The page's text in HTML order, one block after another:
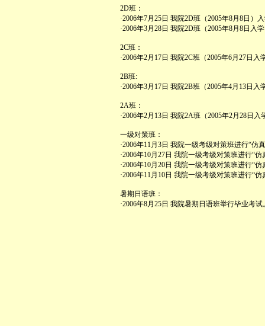
2D班：
·2006年7月25日 我院2D班（2005年8月8日）
·2006年3月28日 我院2D班（2005年8月8日入
2C班：
·2006年2月17日 我院2C班（2005年6月27日
2B班:
·2006年3月17日 我院2B班（2005年4月13日
2A班：
·2006年2月13日 我院2A班（2005年2月28日
一级对策班：
·2006年11月3日 我院一级考级对策班进行“仿
·2006年10月27日 我院一级考级对策班进行“
·2006年10月20日 我院一级考级对策班进行“
·2006年11月10日 我院一级考级对策班进行“
暑期日语班：
·2006年8月25日 我院暑期日语班举行毕业考试